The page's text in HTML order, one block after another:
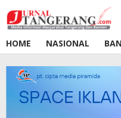
ke
konten
HOME
NASIONAL